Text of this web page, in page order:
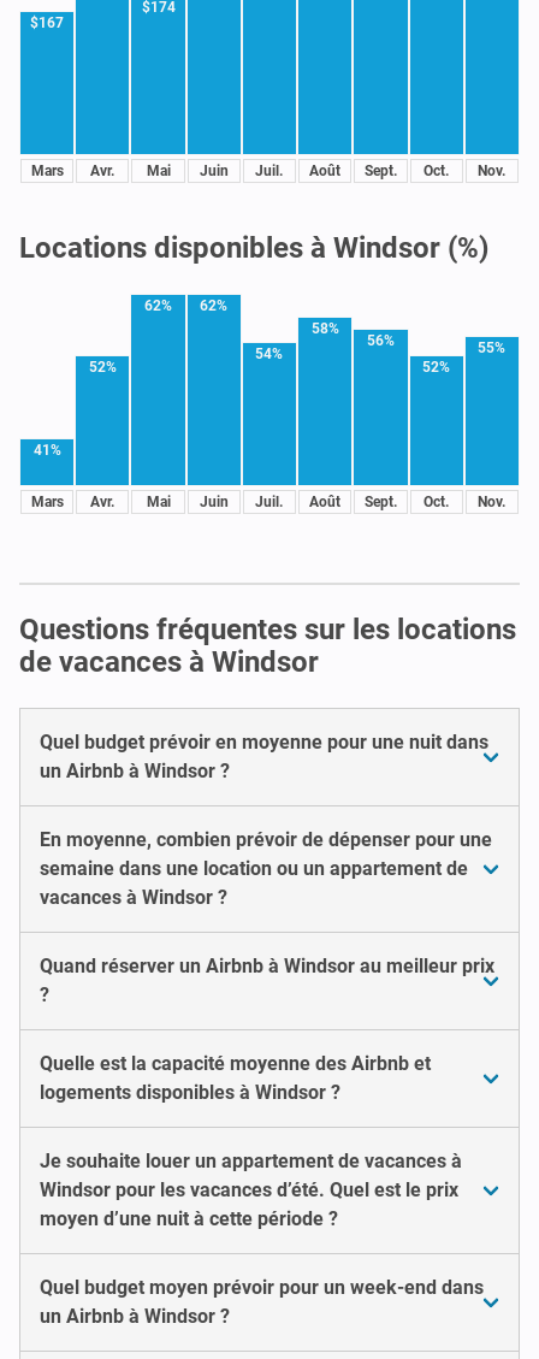
$167
Mars Avr.
$174
Mai Juin Juil. Août Sept. Oct. Nov.
Locations disponibles à Windsor (%)
41%
Mars
52%
Avr.
62%
Mai
62%
Juin
54%
Juil.
58%
Août
56%
Sept.
52%
Oct.
55%
Nov.
Questions fréquentes sur les locations
de vacances à Windsor
Quel budget prévoir en moyenne pour une nuit dans
un Airbnb à Windsor ?
En moyenne, combien prévoir de dépenser pour une
semaine dans une location ou un appartement de
vacances à Windsor ?
Quand réserver un Airbnb à Windsor au meilleur prix
?
Quelle est la capacité moyenne des Airbnb et
logements disponibles à Windsor ?
Je souhaite louer un appartement de vacances à
Windsor pour les vacances d’été. Quel est le prix
moyen d’une nuit à cette période ?
Quel budget moyen prévoir pour un week-end dans
un Airbnb à Windsor ?